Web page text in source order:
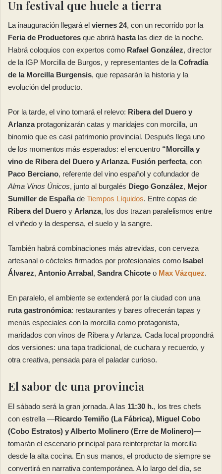
Un festival que huele a tierra
La inauguración llegará el viernes 24, con un recorrido por la
Feria de Productores que abrirá hastalas diez de la noche.
Habrá coloquios con expertos como Rafael González, director
de la IGP Morcilla de Burgos, y representantes de laCofradía
de la Morcilla Burgensis, que repasarán la historia y la
evolución del producto.
Por la tarde, el vino tomará el relevo: Ribera del Duero y
Arlanzaprotagonizarán catas y maridajes con morcilla, un
binomio que es casi patrimonio provincial. Después llega uno
de los momentos más esperados: el encuentro “Morcilla y
vino de Ribera del Duero y Arlanza. Fusión perfecta, con
Paco Berciano, referente del vino español y cofundador de
Alma Vinos Únicos, junto al burgalés Diego González, Mejor
Sumiller de Españade Tiempos Líquidos. Entre copas de
Ribera del Duero y Arlanza, los dos trazan paralelismos entre
el viñedo y la despensa, el suelo y la sangre.
También habrá combinaciones más atrevidas, con cerveza
artesanal o cócteles firmados por profesionales como Isabel
Álvarez, Antonio Arrabal , Sandra Chicote o Max Vázquez.
En paralelo, el ambiente se extenderá por la ciudad con una
ruta gastronómica: restaurantes y bares ofrecerán tapas y
menús especiales con la morcilla como protagonista,
maridados con vinos de Ribera y Arlanza. Cada local propondrá
dos versiones: una tapa tradicional, de cuchara y recuerdo, y
otra creativa, pensada para el paladar curioso.
El sabor de una provincia
El sábado será la gran jornada. A las 11:30 h., los tres chefs
con estrella —Ricardo Temiño (La Fábrica), Miguel Cobo
(Cobo Estratos) yAlberto Molinero (Erre de Molinero)—
tomarán el escenario principal para reinterpretar la morcilla
desde la alta cocina. En sus manos, el producto de siempre se
convertirá en narrativa contemporánea. A lo largo del día, se